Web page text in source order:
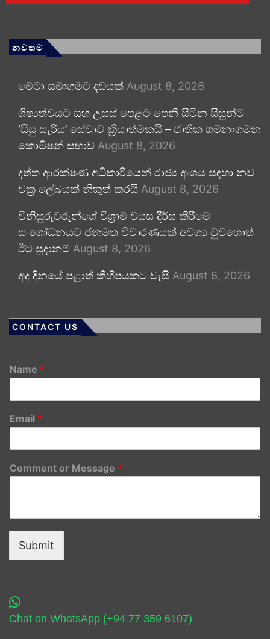
නවතම
මෙටා සමාගමට දඩයක් August 8, 2026
ශිෂ්‍යත්වයට සහ උසස් පෙළට පෙනී සිටින සිසුන්ට
‘සිසු සැරිය’ සේවාව ක්‍රියාත්මකයි – ජාතික ගමනාගමන
කොමිෂන් සභාව August 8, 2026
දත්ත ආරක්ෂණ අධිකාරියෙන් රාජ්‍ය අංශය සඳහා නව
චක්‍ර ලේඛයක් නිකුත් කරයි August 8, 2026
විනිසුරුවරුන්ගේ විශ්‍රාම වයස දීර්ඝ කිරීමේ
සංශෝධනයට ජනමත විචාරණයක් අවශ්‍ය වුවහොත්
ඊට සූදානම් August 8, 2026
අද දිනයේ පළාත් කිහිපයකට වැසි August 8, 2026
CONTACT US
Name *
Email *
Comment or Message *
Submit
Chat on WhatsApp (+94 77 359 6107)